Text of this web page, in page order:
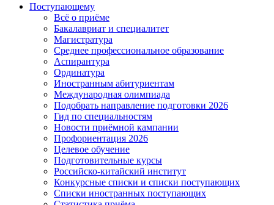
Поступающему
Всё о приёме
Бакалавриат и специалитет
Магистратура
Среднее профессиональное образование
Аспирантура
Ординатура
Иностранным абитуриентам
Международная олимпиада
Подобрать направление подготовки 2026
Гид по специальностям
Новости приёмной кампании
Профориентация 2026
Целевое обучение
Подготовительные курсы
Российско-китайский институт
Конкурсные списки и списки поступающих
Списки иностранных поступающих